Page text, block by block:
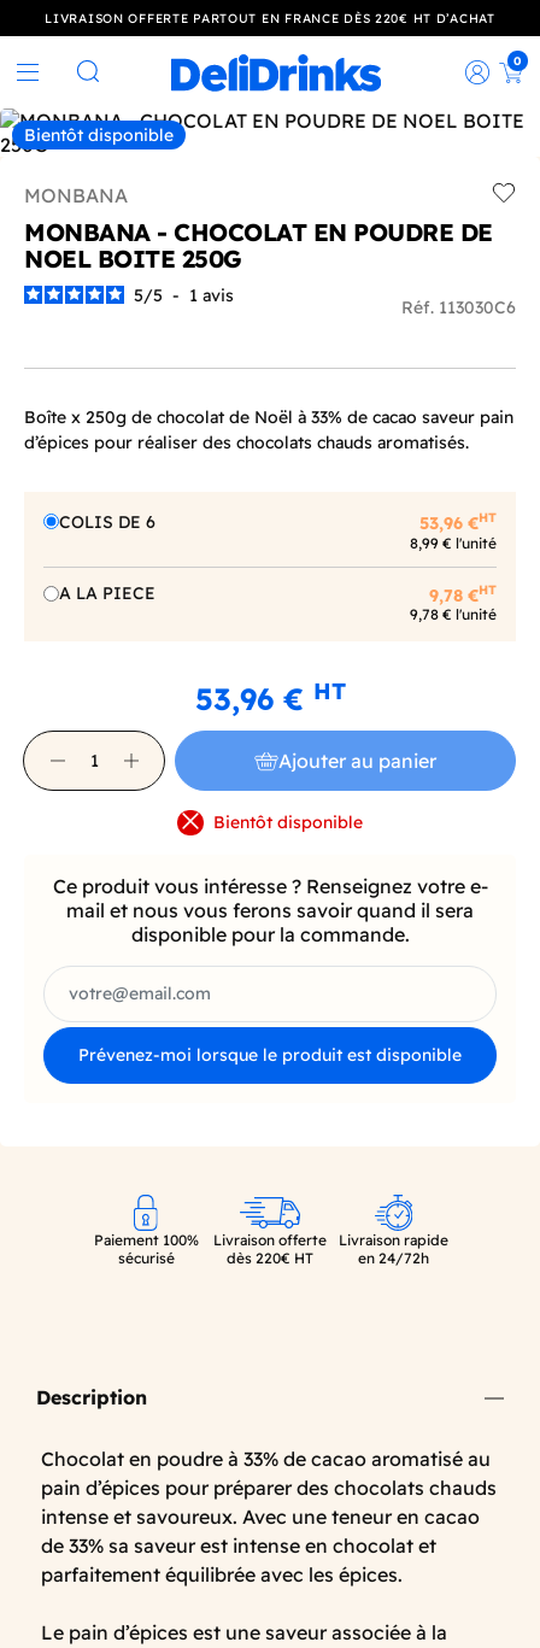
LIVRAISON OFFERTE PARTOUT EN FRANCE DÈS 220€ HT D’ACHAT
Rechercher
0
Bientôt disponible
MONBANA
MONBANA - CHOCOLAT EN POUDRE DE
NOEL BOITE 250G
5/5 - 1 avis
Réf. 113030C6
Boîte x 250g de chocolat de Noël à 33% de cacao saveur pain
d’épices pour réaliser des chocolats chauds aromatisés.
COLIS DE 6 53,96 €HT
8,99 € l'unité
A LA PIECE 9,78 €HT
9,78 € l'unité
53,96 € HT
Ajouter au panier
Bientôt disponible
Ce produit vous intéresse ? Renseignez votre e-
mail et nous vous ferons savoir quand il sera
disponible pour la commande.
Prévenez-moi lorsque le produit est disponible
Paiement 100%
sécurisé
Livraison offerte
dès 220€ HT
Livraison rapide
en 24/72h
Description
Chocolat en poudre à 33% de cacao aromatisé au
pain d’épices pour préparer des chocolats chauds
intense et savoureux. Avec une teneur en cacao
de 33% sa saveur est intense en chocolat et
parfaitement équilibrée avec les épices.
Le pain d’épices est une saveur associée à la